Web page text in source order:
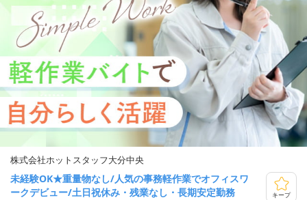
株式会社ホットスタッフ大分中央
未経験OK★重量物なし/人気の事務軽作業でオフィスワ
ークデビュー/土日祝休み・残業なし・長期安定勤務
キープ